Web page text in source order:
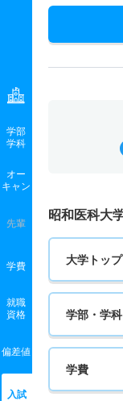
学部
学科
オー
キャン
先輩
学費
就職
資格
偏差値
入試
昭和医科大
大学トップ
学部・学科
学費